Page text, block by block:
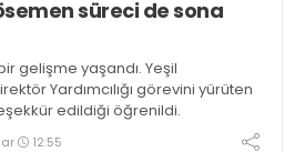
süreci de sona
gelişme yaşandı. Yeşil
Yardımcılığı görevini yürüten
edildiği öğrenildi.
12:55